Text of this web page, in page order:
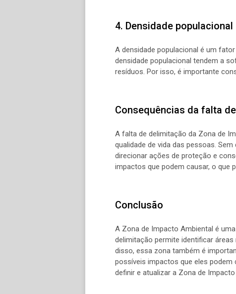
4. Densidade populacional
A densidade populacional é um
densidade populacional tendem a
resíduos. Por isso, é importante
Consequências da falta
A falta de delimitação da Zona de
qualidade de vida das pessoas.
direcionar ações de proteção e
impactos que podem causar, o que
Conclusão
A Zona de Impacto Ambiental é
delimitação permite identificar
disso, essa zona também é
possíveis impactos que eles podem
definir e atualizar a Zona de